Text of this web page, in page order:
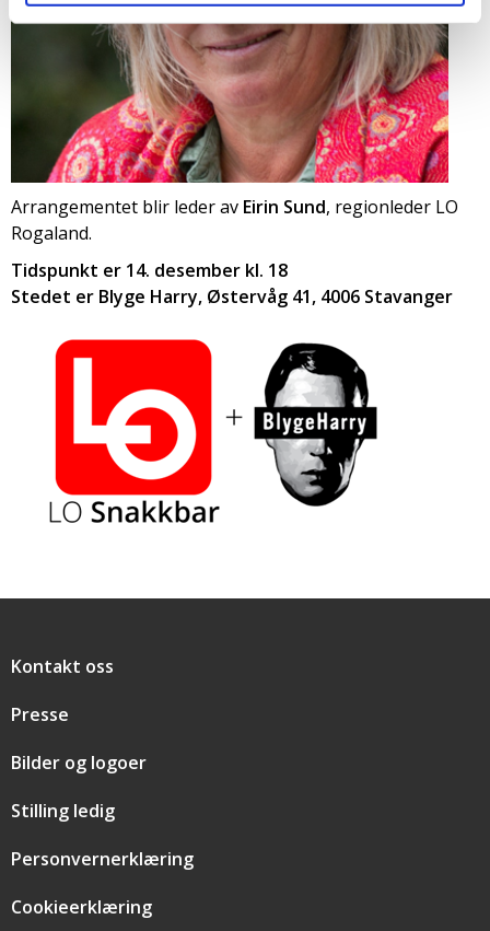
Arrangementet blir leder av Eirin Sund, regionleder LO
Rogaland.
Tidspunkt er 14. desember kl. 18
Stedet er Blyge Harry, Østervåg 41, 4006 Stavanger
Snarveier
Kontakt oss
Presse
Bilder og logoer
Stilling ledig
Personvernerklæring
Cookieerklæring